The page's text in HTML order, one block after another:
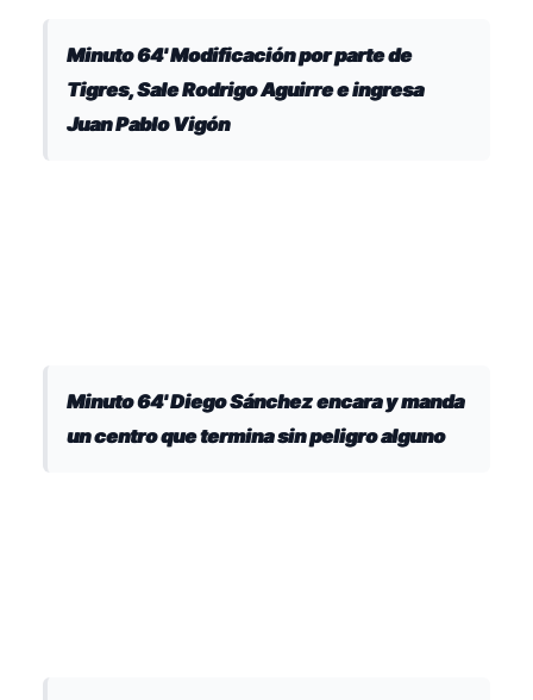
Minuto 64' Modificación por parte de
Tigres, Sale Rodrigo Aguirre e ingresa
Juan Pablo Vigón
Minuto 64' Diego Sánchez encara y manda
un centro que termina sin peligro alguno